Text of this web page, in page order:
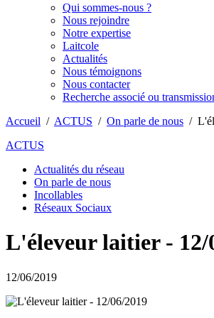
Qui sommes-nous ?
Nous rejoindre
Notre expertise
Laitcole
Actualités
Nous témoignons
Nous contacter
Recherche associé ou
Accueil / ACTUS / On parle de nous /
ACTUS
Actualités du réseau
On parle de nous
Incollables
Réseaux Sociaux
L'éleveur laitier - 12/
12/06/2019